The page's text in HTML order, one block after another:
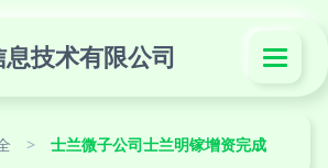
技术有限公司
> 士兰微子公司士兰明镓增资完成